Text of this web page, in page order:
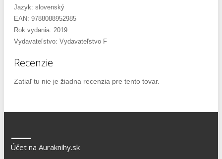
Jazyk: slovenský
EAN: 9788088952985
Rok vydania: 2019
Vydavateľstvo: Vydavateľstvo F
Recenzie
Zatiaľ tu nie je žiadna recenzia pre tento tovar.
Účet na Auraknihy.sk